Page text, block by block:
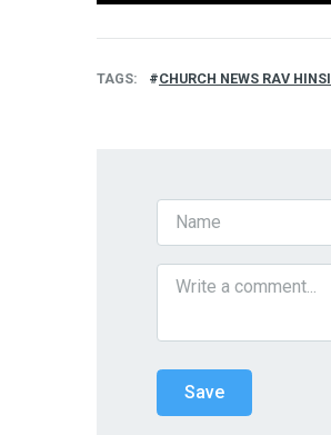
TAGS CHURCH NEWS RAV HINSI